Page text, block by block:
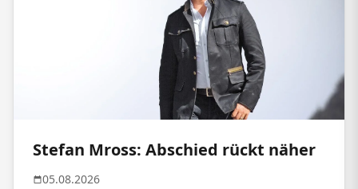
Stefan Mross: Abschied rückt näher
05.08.2026